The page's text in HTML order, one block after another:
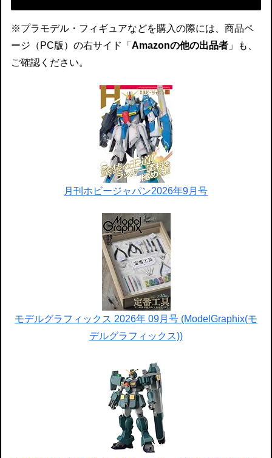
※プラモデル・フィギュアなどを購入の際には、商品ペ
ージ（PC版）の右サイド「Amazonの他の出品者 」も、
ご確認ください。
月刊ホビージャパン2026年9月号
モデルグラフィックス 2026年 09月号 (ModelGraphix(モ
デルグラフィックス))